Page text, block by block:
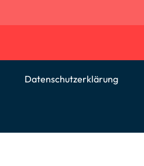
Datenschutzerklärung